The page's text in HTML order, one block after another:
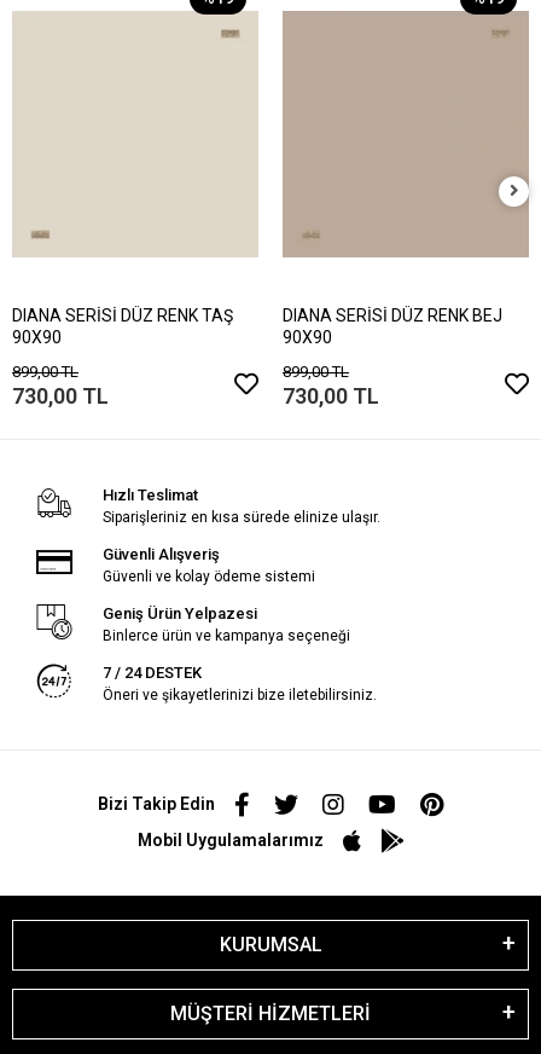
DIANA SERİSİ DÜZ RENK TAŞ
90X90
899,00 TL
730,00 TL
DIANA SERİSİ DÜZ RENK BEJ
90X90
899,00 TL
730,00 TL
Hızlı Teslimat
Siparişleriniz en kısa sürede elinize ulaşır.
Güvenli Alışveriş
Güvenli ve kolay ödeme sistemi
Geniş Ürün Yelpazesi
Binlerce ürün ve kampanya seçeneği
7 / 24 DESTEK
Öneri ve şikayetlerinizi bize iletebilirsiniz.
Bizi Takip Edin
Mobil Uygulamalarımız
KURUMSAL
MÜŞTERİ HİZMETLERİ